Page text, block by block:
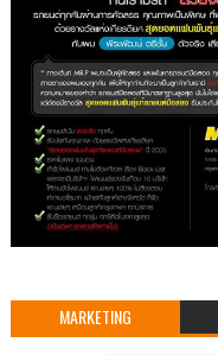
MARKETING